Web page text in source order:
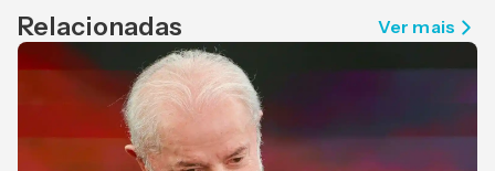
Relacionadas Ver mais